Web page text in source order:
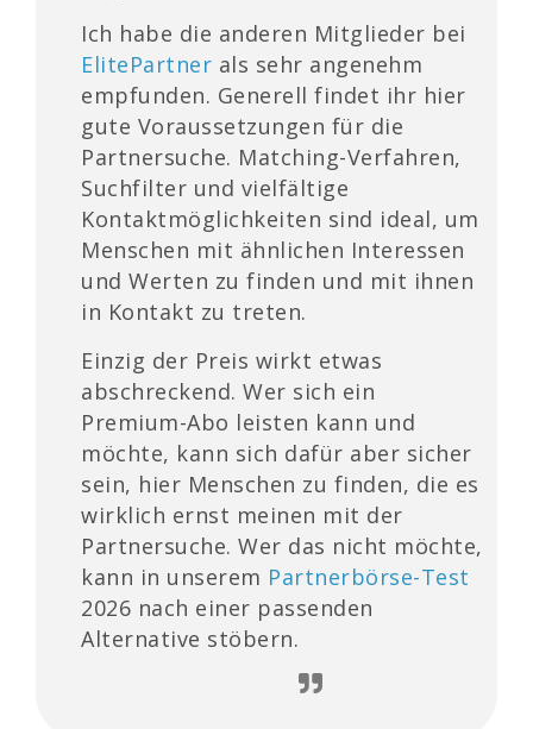
Ich habe die anderen Mitglieder bei
ElitePartner als sehr angenehm
empfunden. Generell findet ihr hier
gute Voraussetzungen für die
Partnersuche. Matching-Verfahren,
Suchfilter und vielfältige
Kontaktmöglichkeiten sind ideal, um
Menschen mit ähnlichen Interessen
und Werten zu finden und mit ihnen
in Kontakt zu treten.
Einzig der Preis wirkt etwas
abschreckend. Wer sich ein
Premium-Abo leisten kann und
möchte, kann sich dafür aber sicher
sein, hier Menschen zu finden, die es
wirklich ernst meinen mit der
Partnersuche. Wer das nicht möchte,
kann in unserem Partnerbörse-Test
2026 nach einer passenden
Alternative stöbern.